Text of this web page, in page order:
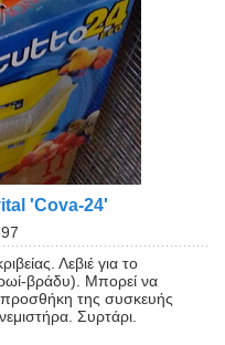
'Cova-24'
Λεβιέ για το
βράδυ). Μπορεί να
της συσκευής
Συρτάρι.